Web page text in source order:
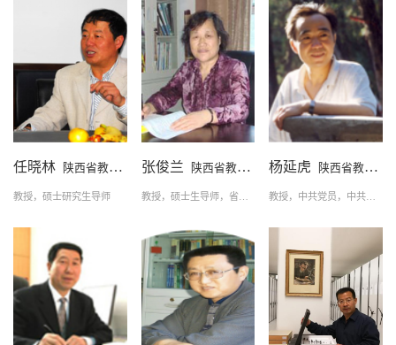
任晓林 陕西省教学名师
教授，硕士研究生导师
张俊兰 陕西省教学名师 杨延虎 陕西省教学名师